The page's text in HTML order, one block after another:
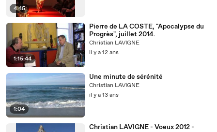
4:45
1:15:44
Pierre de LA COSTE, "Apocalypse du
Progrès", juillet 2014.
Christian LAVIGNE
il y a 12 ans
1:04
Une minute de sérénité
Christian LAVIGNE
il y a 13 ans
Christian LAVIGNE - Voeux 2012 -